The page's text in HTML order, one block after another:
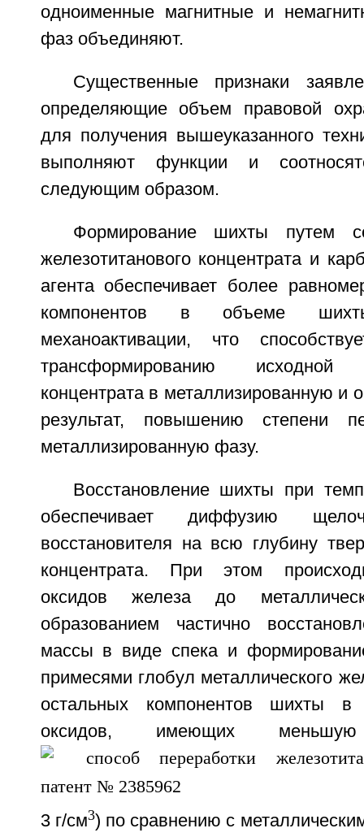
одноименные магнитные и
фаз объединяют.
Существенные признаки
определяющие объем правовой
для получения вышеуказанного
выполняют функции и
следующим образом.
Формирование шихты путем
железотитанового концентрата и
агента обеспечивает более
компонентов в объеме
механоактивации, что
трансформированию
концентрата в металлизированную и
результат, повышению степени
металлизированную фазу.
Восстановление шихты при
обеспечивает диффузию
восстановителя на всю глубину
концентрата. При этом
оксидов железа до
образованием частично
массы в виде спека и
примесями глобул металлического
остальных компонентов шихты в
оксидов, имеющих
3 г/см3) по сравнению с